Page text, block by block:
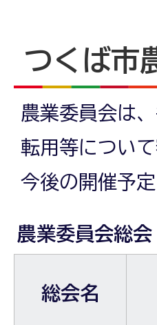
つくば市
農業委員会は
転用等につい
今後の開催予
農業委員会総
総会名